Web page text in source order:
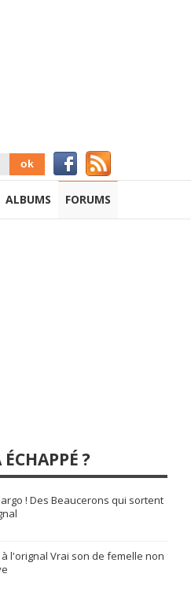
ALBUMS FORUMS
?
! Des Beaucerons qui sortent
l'orignal Vrai son de femelle non